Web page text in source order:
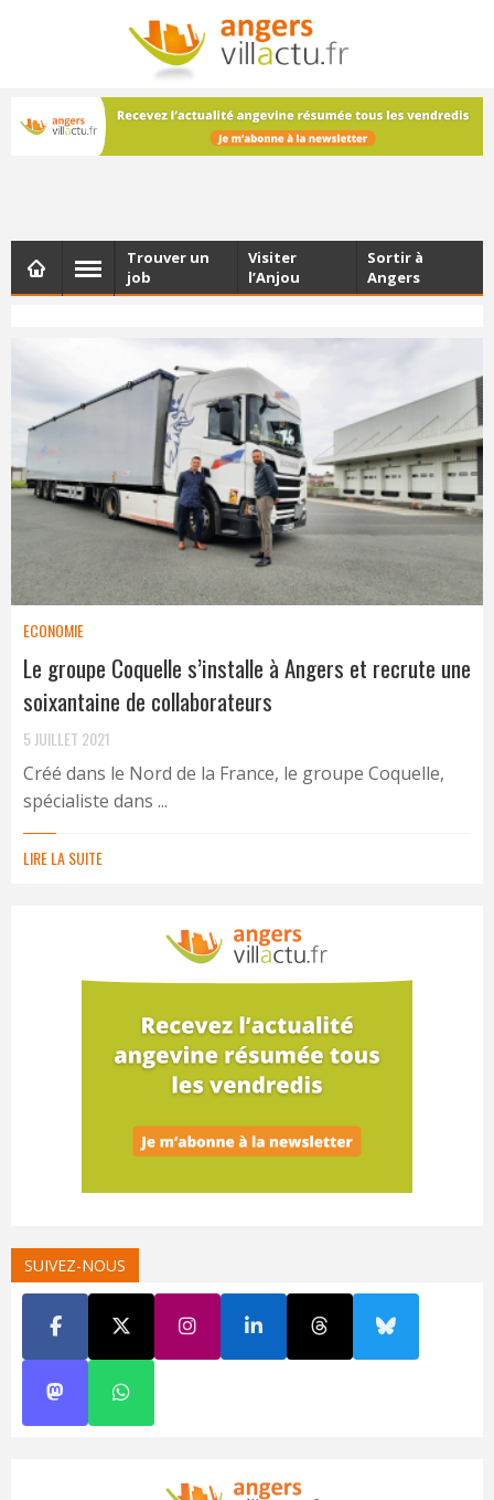
NEWSLETTER
Les dernières actualités d'Angers, chaque vendredi dans
votre boîte e-mail
Trouver un
job
Visiter
l’Anjou
Sortir à
Angers
ECONOMIE
Le groupe Coquelle s’installe à Angers et recrute une
soixantaine de collaborateurs
5 JUILLET 2021
Créé dans le Nord de la France, le groupe Coquelle,
spécialiste dans ...
LIRE LA SUITE
SUIVEZ-NOUS